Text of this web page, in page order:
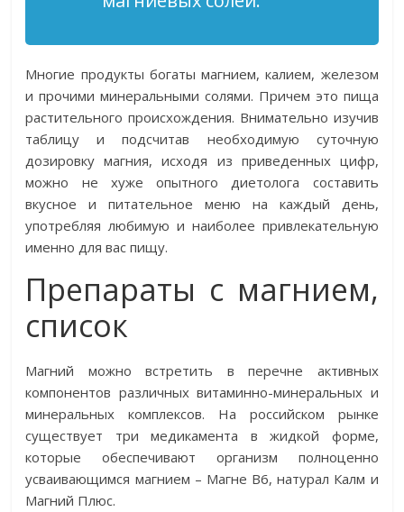
Многие продукты богаты магнием, калием, железом
и прочими минеральными солями. Причем это пища
растительного происхождения. Внимательно изучив
таблицу и подсчитав необходимую суточную
дозировку магния, исходя из приведенных цифр,
можно не хуже опытного диетолога составить
вкусное и питательное меню на каждый день,
употребляя любимую и наиболее привлекательную
именно для вас пищу.
Препараты с магнием,
список
Магний можно встретить в перечне активных
компонентов различных витаминно-минеральных и
минеральных комплексов. На российском рынке
существует три медикамента в жидкой форме,
которые обеспечивают организм полноценно
усваивающимся магнием – Магне В6, натурал Калм и
Магний Плюс.